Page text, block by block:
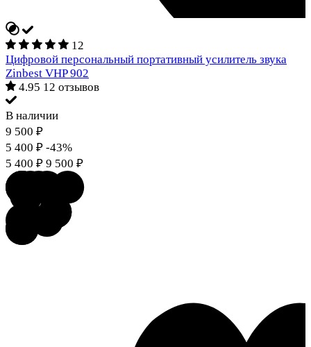
12
Цифровой персональный портативный усилитель звука
Zinbest VHP 902
4.95 12 отзывов
В наличии
9 500 ₽
5 400 ₽ -43%
5 400 ₽ 9 500 ₽